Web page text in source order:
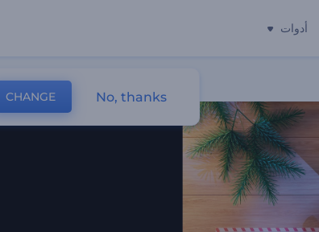
أدوات
CHANGE No, thanks